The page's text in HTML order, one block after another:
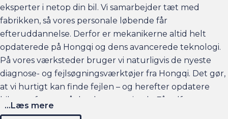
eksperter i netop din bil. Vi samarbejder tæt med
fabrikken, så vores personale løbende får
efteruddannelse. Derfor er mekanikerne altid helt
opdaterede på Hongqi og dens avancerede teknologi.
På vores værksteder bruger vi naturligvis de nyeste
diagnose- og fejlsøgningsværktøjer fra Hongqi. Det gør,
at vi hurtigt kan finde fejlen – og herefter opdatere
bilens software, så den kører optimalt. Få udført
autoriseret service på din Hongqi fra 1.398 kr. Kontakt os
...Læs mere